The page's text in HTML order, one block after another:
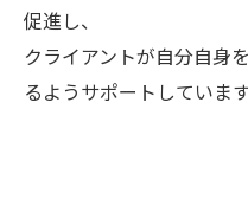
促進し、
クライアントが自分自身
るようサポートしています